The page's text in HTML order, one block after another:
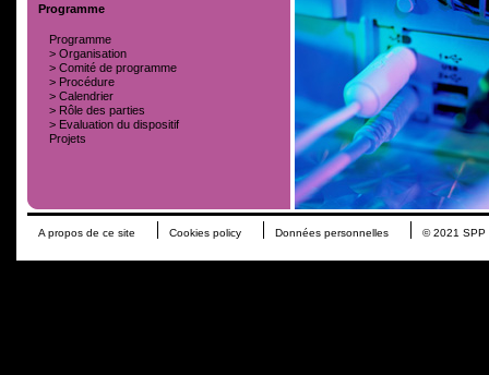
Programme
Programme
> Organisation
> Comité de programme
> Procédure
> Calendrier
> Rôle des parties
> Evaluation du dispositif
Projets
A propos de ce site Cookies policy Données personnelles © 2021 SPP